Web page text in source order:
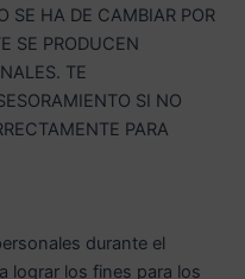
SE HA DE CAMBIAR POR
SE PRODUCEN
TE
SI NO
PARA
durante el
lograr los fines para los